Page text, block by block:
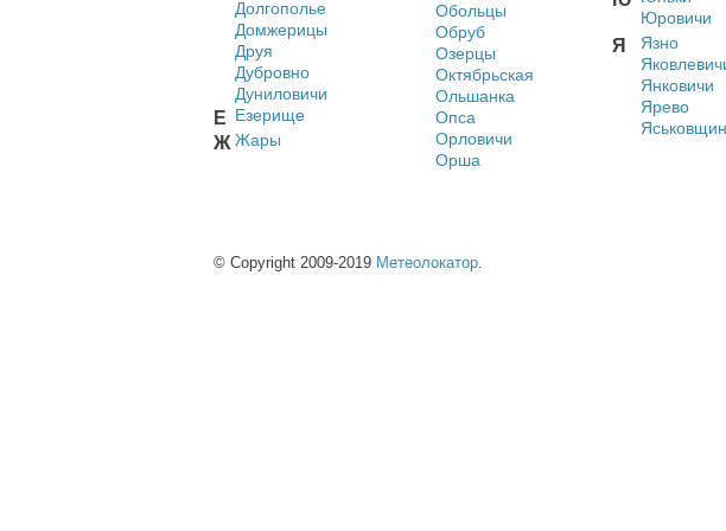
Долгополье
Домжерицы
Друя
Дубровно
Дуниловичи
Е Езерище
Ж Жары
Обольцы
Обруб
Озерцы
Октябрьская
Ольшанка
Опса
Орловичи
Орша
Юровичи
Я
Язно
Янковичи
Ярево
© Copyright 2009-2019 Метеолокатор.